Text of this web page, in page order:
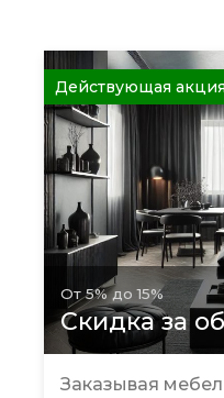
От 5% до 15%
Скидка за
Действующая акция
Заказывая